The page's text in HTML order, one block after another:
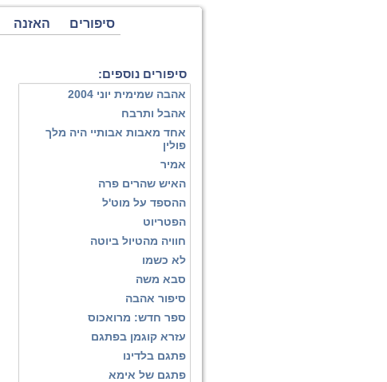
סיפורים האזנה
סיפורים נוספים:
אהבה שמימית יוני 2004
אהבל ותרבח
אחד מאבות אבותיי היה מלך
פולין
אמיר
האיש שהרים פרה
ההספד על מוט'ל
הפטריוט
חוויה מהטיול ביוטה
לא כשמו
סבא משה
סיפור אהבה
ספר חדש: מרואכוס
עזרא קוגמן בפתגם
פתגם בלדינו
פתגם של אימא